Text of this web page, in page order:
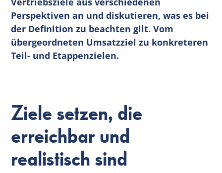
Perspektiven an und diskutieren, was es bei
der Definition zu beachten gilt. Vom
übergeordneten Umsatzziel zu konkreteren
Teil- und Etappenzielen.
Ziele setzen, die
erreichbar und
realistisch sind